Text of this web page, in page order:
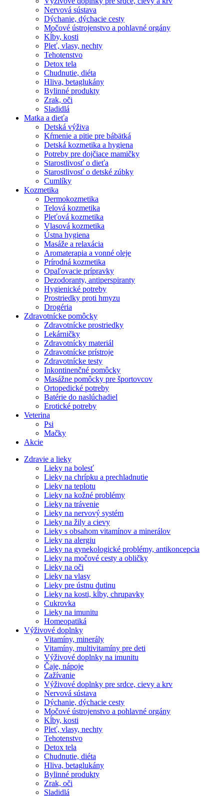
Nervová sústava
Dýchanie, dýchacie cesty
Močové ústrojenstvo a pohlavné orgány
Kĺby, kosti
Pleť, vlasy, nechty
Tehotenstvo
Detox tela
Chudnutie, diéta
Hliva, betaglukány
Bylinné produkty
Zrak, oči
Sladidlá
Matka a dieťa
Detská výživa
Kŕmenie a pitie pre bábätká
Detská kozmetika a hygiena
Potreby pre dojčiace mamičky
Starostlivosť o dieťa
Starostlivosť o detské zúbky
Cumlíky
Kozmetika
Dermokozmetika
Telová kozmetika
Pleťová kozmetika
Vlasová kozmetika
Ústna hygiena
Masáže a relaxácia
Aromaterapia a vonné oleje
Prírodná kozmetika
Opaľovacie prípravky
Dezodoranty, antiperspiranty
Hygienické potreby
Prostriedky proti hmyzu
Drogéria
Zdravotnícke pomôcky
Zdravotnícke prostriedky
Lekárničky
Zdravotnícky materiál
Zdravotnícke prístroje
Zdravotnícke testy
Inkontinenčné pomôcky
Masážne pomôcky pre športovcov
Ortopedické potreby
Batérie do naslúchadiel
Erotické potreby
Veterina
Psi
Mačky
Akcie
Zdravie a lieky
Lieky na bolesť
Lieky na chrípku a prechladnutie
Lieky na teplotu
Lieky na kožné problémy
Lieky na trávenie
Lieky na nervový systém
Lieky na žily a cievy
Lieky s obsahom vitamínov a minerálov
Lieky na alergiu
Lieky na gynekologické problémy, antikoncepcia
Lieky na močové cesty a obličky
Lieky na oči
Lieky na vlasy
Lieky pre ústnu dutinu
Lieky na kosti, kĺby, chrupavky
Cukrovka
Lieky na imunitu
Homeopatiká
Výživové doplnky
Vitamíny, minerály
Vitamíny, multivitamíny pre deti
Výživové doplnky na imunitu
Čaje, nápoje
Zažívanie
Výživové doplnky pre srdce, cievy a krv
Nervová sústava
Dýchanie, dýchacie cesty
Močové ústrojenstvo a pohlavné orgány
Kĺby, kosti
Pleť, vlasy, nechty
Tehotenstvo
Detox tela
Chudnutie, diéta
Hliva, betaglukány
Bylinné produkty
Zrak, oči
Sladidlá